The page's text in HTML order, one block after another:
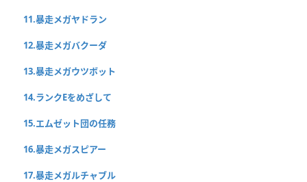
11.暴走メガヤドラン
12.暴走メガバクーダ
13.暴走メガウツボット
14.ランクEをめざして
15.エムゼット団の任務
16.暴走メガスピアー
17.暴走メガルチャブル